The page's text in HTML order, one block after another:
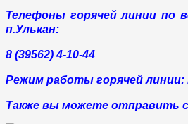
Телефоны горячей линии по
п.Улькан:
8 (39562) 4-10-44
Режим работы горячей линии:
Также вы можете отправить